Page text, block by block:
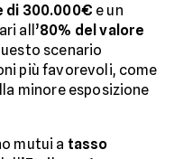
di 300.000€ e un
all’80% del valore
scenario
più favorevoli, come
minore esposizione
mutui a tasso